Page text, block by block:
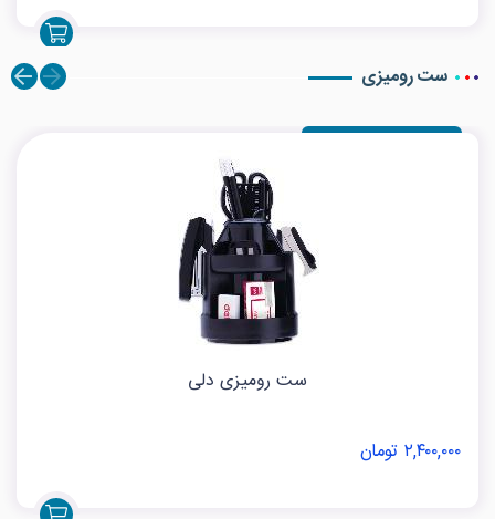
ست رومیزی
ست رومیزی دلی
۲,۴۰۰,۰۰۰ تومان